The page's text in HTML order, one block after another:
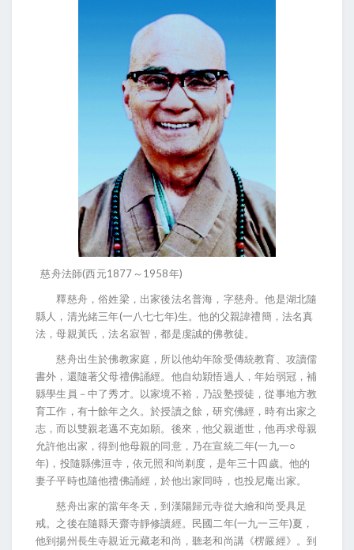
慈舟法師(西元1877～1958年)
釋慈舟，俗姓梁，出家後法名普海，字慈舟。他是湖北隨
縣人，清光緒三年(一八七七年)生。他的父親諱禮簡，法名真
法，母親黃氏，法名寂智，都是虔誠的佛教徒。
慈舟出生於佛教家庭，所以他幼年除受傳統教育、攻讀儒
書外，還隨著父母禮佛誦經。他自幼穎悟過人，年始弱冠，補
縣學生員－中了秀才。以家境不裕，乃設塾授徒，從事地方教
育工作，有十餘年之久。於授讀之餘，研究佛經，時有出家之
志，而以雙親老邁不克如願。後來，他父親逝世，他再求母親
允許他出家，得到他母親的同意，乃在宣統二年(一九一○
年)，投隨縣佛洹寺，依元照和尚剃度，是年三十四歲。他的
妻子平時也隨他禮佛誦經，於他出家同時，也投尼庵出家。
慈舟出家的當年冬天，到漢陽歸元寺從大繪和尚受具足
戒。之後在隨縣天齋寺靜修讀經。民國二年(一九一三年)夏，
他到揚州長生寺親近元藏老和尚，聽老和尚講《楞嚴經》。到